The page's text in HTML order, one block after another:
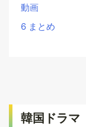
動画
6 まとめ
韓国ドラマ